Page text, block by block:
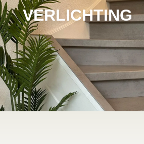
VERLICHTING